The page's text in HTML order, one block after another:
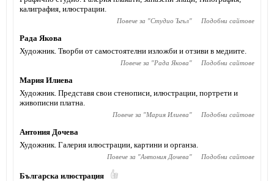
калиграфия, илюстрации.
Повече за "Студио Ъгъл" Подобни сайтове
Рада Якова
Художник. Творби от самостоятелни изложби и отзиви в медиите.
Повече за "Рада Якова" Подобни сайтове
Мария Илиева
Художник. Представя свои стенописи, илюстрации, портрети и
живописни платна.
Повече за "Мария Илиева" Подобни сайтове
Антония Дочева
Художник. Галерия илюстрации, картини и органза.
Повече за "Антония Дочева" Подобни сайтове
Българска илюстрация